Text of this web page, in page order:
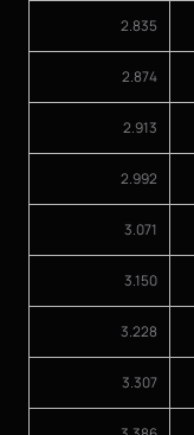
2.835
2.874
2.913
2.992
3.071
3.150
3.228
3.307